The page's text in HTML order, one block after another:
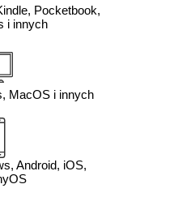
Pocketbook,
i innych
MacOS i innych
Android, iOS,